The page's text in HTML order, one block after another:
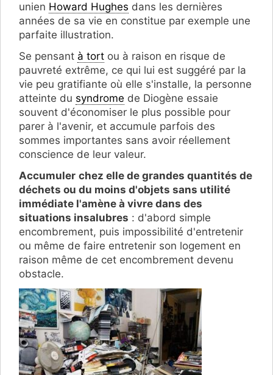
unien Howard Hughes dans les dernières
années de sa vie en constitue par exemple une
parfaite illustration.
Se pensant à tort ou à raison en risque de
pauvreté extrême, ce qui lui est suggéré par la
vie peu gratifiante où elle s'installe, la personne
atteinte du syndrome de Diogène essaie
souvent d'économiser le plus possible pour
parer à l'avenir, et accumule parfois des
sommes importantes sans avoir réellement
conscience de leur valeur.
Accumuler chez elle de grandes quantités de
déchets ou du moins d'objets sans utilité
immédiate l'amène à vivre dans des
situations insalubres : d'abord simple
encombrement, puis impossibilité d'entretenir
ou même de faire entretenir son logement en
raison même de cet encombrement devenu
obstacle.